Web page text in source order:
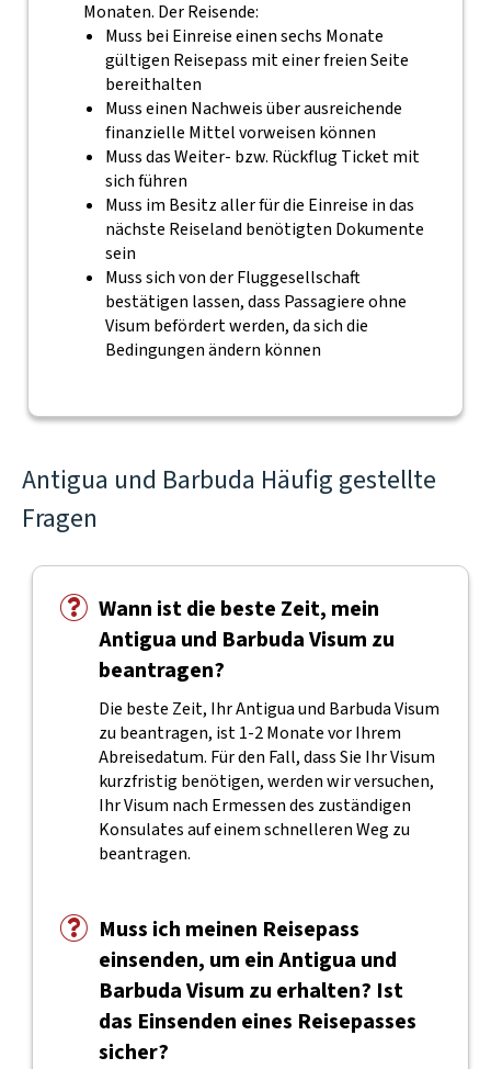
Monaten. Der Reisende:
Muss bei Einreise einen sechs Monate
gültigen Reisepass mit einer freien Seite
bereithalten
Muss einen Nachweis über ausreichende
finanzielle Mittel vorweisen können
Muss das Weiter- bzw. Rückflug Ticket mit
sich führen
Muss im Besitz aller für die Einreise in das
nächste Reiseland benötigten Dokumente
sein
Muss sich von der Fluggesellschaft
bestätigen lassen, dass Passagiere ohne
Visum befördert werden, da sich die
Bedingungen ändern können
Antigua und Barbuda Häufig gestellte
Fragen
Wann ist die beste Zeit, mein
Antigua und Barbuda Visum zu
beantragen?
Die beste Zeit, Ihr Antigua und Barbuda Visum
zu beantragen, ist 1-2 Monate vor Ihrem
Abreisedatum. Für den Fall, dass Sie Ihr Visum
kurzfristig benötigen, werden wir versuchen,
Ihr Visum nach Ermessen des zuständigen
Konsulates auf einem schnelleren Weg zu
beantragen.
Muss ich meinen Reisepass
einsenden, um ein Antigua und
Barbuda Visum zu erhalten? Ist
das Einsenden eines Reisepasses
sicher?